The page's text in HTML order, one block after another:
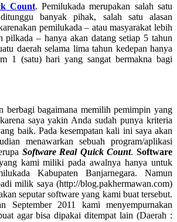
Count. Pemilukada merupakan salah satu
banyak pihak, salah satu alasan
pemilukada – atau masyarakat lebih
pilkada – hanya akan datang setiap 5 tahun
daerah selama lima tahun kedepan hanya
1 (satu) hari yang sangat bermakna bagi
berbagi bagaimana memilih pemimpin yang
saya yakin Anda sudah punya kriteria
baik. Pada kesempatan kali ini saya akan
menawarkan sebuah program/aplikasi
Software Real Quick Count. Software
kami miliki pada awalnya hanya untuk
Kabupaten Banjarnegara. Namun
milik saya (http://blog.pakhermawan.com)
seputar software yang kami buat tersebut.
September 2011 kami menyempurnakan
agar bisa dipakai ditempat lain (Daerah :